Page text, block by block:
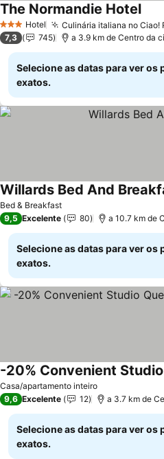
3 EstrelasHotel Culinária italiana no Ciao!
The Normandie HotelVer
7,3 745 a 3.9 km de Centro da
Selecione as datas para ver os
exatos.
Bed & Breakfast
Willards Bed And
9,5 Excelente 80 a 10.7 km de
Selecione as datas para ver os
exatos.
Casa/apartamento inteiro
Ver preços
9,6 Excelente 12 a 3.7 km de
Selecione as datas para ver os
exatos.